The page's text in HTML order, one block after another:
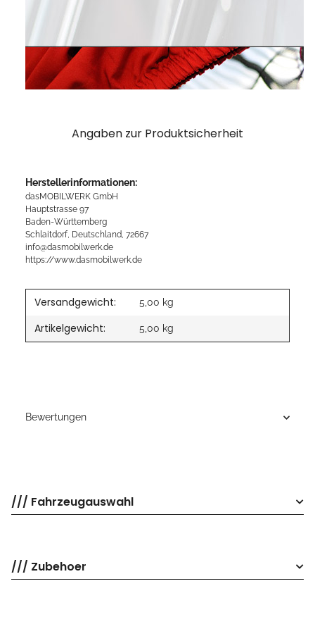
Angaben zur Produktsicherheit
Herstellerinformationen:
dasMOBILWERK GmbH
Hauptstrasse 97
Baden-Württemberg
Schlaitdorf, Deutschland, 72667
info@dasmobilwerk.de
https://www.dasmobilwerk.de
Versandgewicht: 5,00 kg
Artikelgewicht: 5,00 kg
Bewertungen
/// Fahrzeugauswahl
/// Zubehoer